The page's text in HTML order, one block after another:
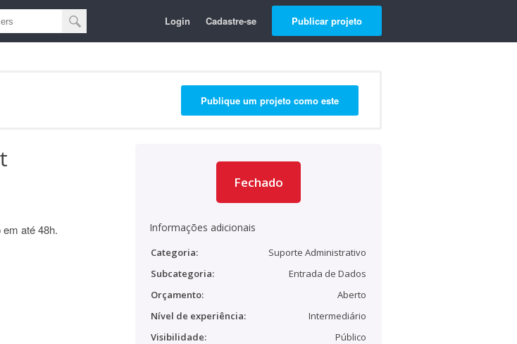
Login Cadastre-se Publicar projeto
Publique um projeto como este
até 48h.
Fechado
Informações adicionais
Categoria:
Suporte Administrativo
Subcategoria:
Entrada de Dados
Orçamento:
Aberto
Nível de experiência:
Intermediário
Visibilidade:
Público